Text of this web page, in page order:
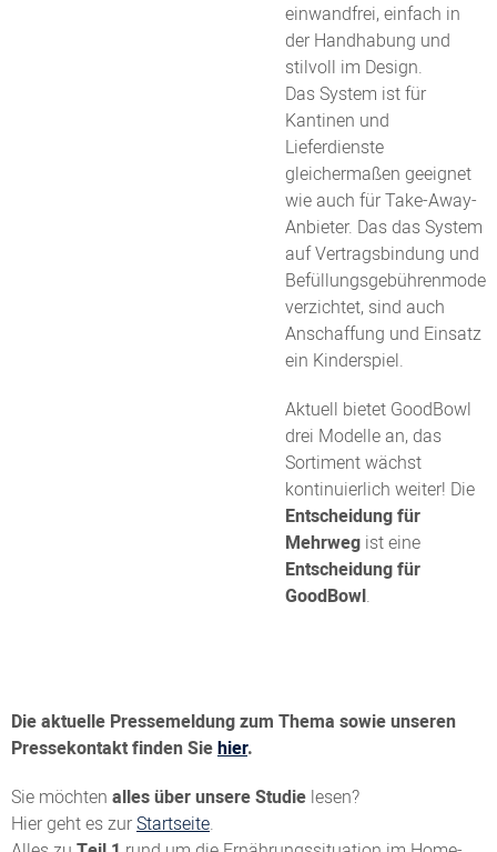
einwandfrei, einfach in
der Handhabung und
stilvoll im Design.
Das System ist für
Kantinen und
Lieferdienste
gleichermaßen geeignet
wie auch für Take-Away-
Anbieter. Das das System
auf Vertragsbindung und
verzichtet, sind auch
Anschaffung und Einsatz
ein Kinderspiel.
Aktuell bietet GoodBowl
drei Modelle an, das
Sortiment wächst
kontinuierlich weiter! Die
Entscheidung für
Mehrwegist eine
Entscheidung für
GoodBowl.
Die aktuelle Pressemeldung zum Thema sowie unseren
Pressekontakt finden Siehier.
Sie möchten alles über unsere Studie lesen?
Hier geht es zurStartseite.